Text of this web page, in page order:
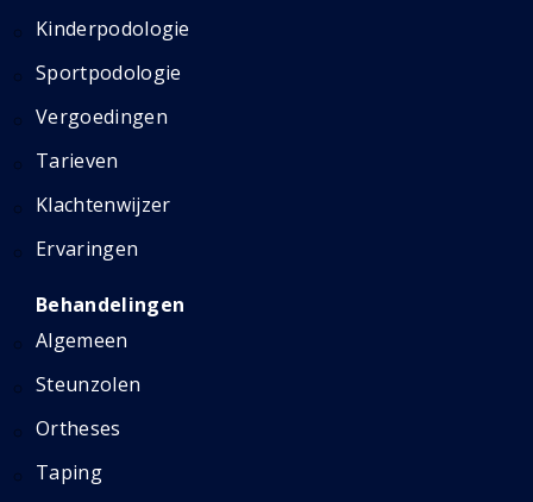
Kinderpodologie
Sportpodologie
Vergoedingen
Tarieven
Klachtenwijzer
Ervaringen
Behandelingen
Algemeen
Steunzolen
Ortheses
Taping